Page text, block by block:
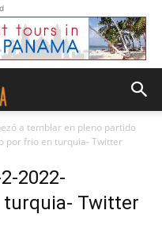
a temblar en pleno partido
por frio en turquia- Twitter
2022-
Twitter